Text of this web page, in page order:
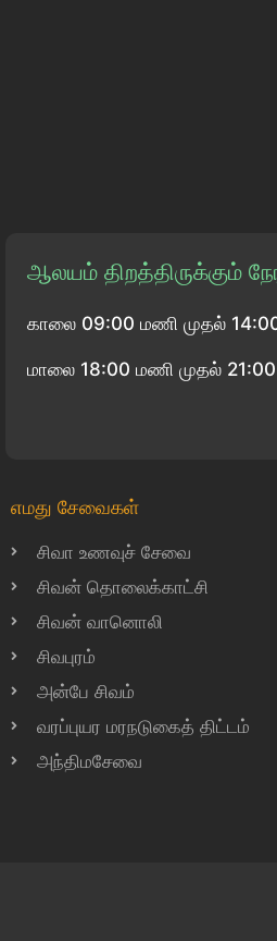
ஆலயம் திறத்திருக்கும்
காலை 09:00 மணி முதல்
மாலை 18:00 மணி முதல்
எமது சேவைகள்
சிவா உணவுச் சேவை
சிவன் தொலைக்காட்சி
சிவன் வானொலி
சிவபுரம்
அன்பே சிவம்
வரப்புயர மரநடுகைத் திட்டம்
அந்திமசேவை